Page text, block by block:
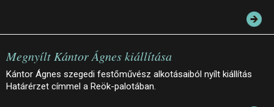
Megnyílt Kántor Ágnes kiállítása
Kántor Ágnes szegedi festőművész alkotásaiból nyílt kiállítás
Határérzet címmel a Reök-palotában.